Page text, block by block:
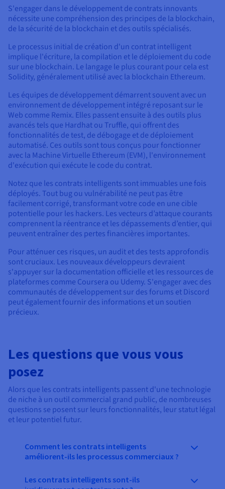
S'engager dans le développement de contrats innovants
nécessite une compréhension des principes de la blockchain,
de la sécurité de la blockchain et des outils spécialisés.
Le processus initial de création d'un contrat intelligent
implique l'écriture, la compilation et le déploiement du code
sur une blockchain. Le langage le plus courant pour cela est
Solidity, généralement utilisé avec la blockchain Ethereum.
Les équipes de développement démarrent souvent avec un
environnement de développement intégré reposant sur le
Web comme Remix. Elles passent ensuite à des outils plus
avancés tels que Hardhat ou Truffle, qui offrent des
fonctionnalités de test, de débogage et de déploiement
automatisé. Ces outils sont tous conçus pour fonctionner
avec la Machine Virtuelle Ethereum (EVM), l'environnement
d'exécution qui exécute le code du contrat.
Notez que les contrats intelligents sont immuables une fois
déployés. Tout bug ou vulnérabilité ne peut pas être
facilement corrigé, transformant votre code en une cible
potentielle pour les hackers. Les vecteurs d’attaque courants
comprennent la réentrance et les dépassements d’entier, qui
peuvent entraîner des pertes financières importantes.
Pour atténuer ces risques, un audit et des tests approfondis
sont cruciaux. Les nouveaux développeurs devraient
s'appuyer sur la documentation officielle et les ressources de
plateformes comme Coursera ou Udemy. S'engager avec des
communautés de développement sur des forums et Discord
peut également fournir des informations et un soutien
précieux.
Les questions que vous vous
posez
Alors que les contrats intelligents passent d'une technologie
de niche à un outil commercial grand public, de nombreuses
questions se posent sur leurs fonctionnalités, leur statut légal
et leur potentiel futur.
Comment les contrats intelligents
améliorent-ils les processus commerciaux ?
Les contrats intelligents sont-ils